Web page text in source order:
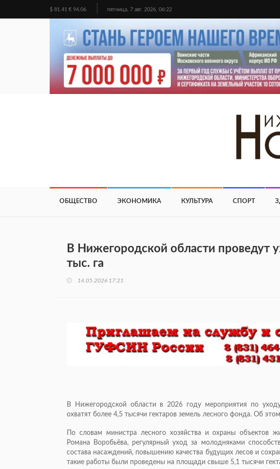
$ 81.41 € 94.06 пятница, 7 авг. 2026, 06:22
ОБЩЕСТВО ЭКОНОМИКА КУЛЬТУРА СПОРТ
В Нижегородской области проведут
тыс. га
14.05.2026 17:21
В Нижегородской области в 2026 году мероприятия по
охватят более 4,5 тысячи гектаров земель лесного фонда. Об
По словам министра лесного хозяйства и охраны объектов
Романа Воробьёва, регулярный уход за молодняками
состава насаждений, повышению качества будущих лесов и
такие работы были проведены на площади свыше 5,1 тысячи